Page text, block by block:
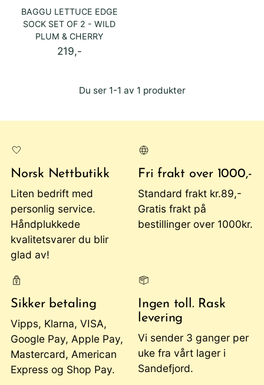
BAGGU LETTUCE EDGE
SOCK SET OF 2 - WILD
PLUM & CHERRY
219,-
Du ser 1-1 av 1 produkter
Norsk Nettbutikk
Liten bedrift med
personlig service.
Håndplukkede
kvalitetsvarer du blir
glad av!
Fri frakt over 1000,-
Standard frakt kr.89,-
Gratis frakt på
bestillinger over 1000kr.
Sikker betaling
Vipps, Klarna, VISA,
Google Pay, Apple Pay,
Mastercard, American
Express og Shop Pay.
Ingen toll. Rask
levering
Vi sender 3 ganger per
uke fra vårt lager i
Sandefjord.